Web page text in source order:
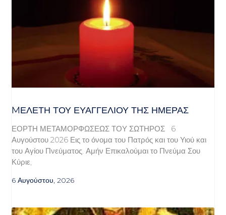
MΕΛΈΤΗ ΤΟΥ ΕΥΑΓΓΕΛΊΟΥ ΤΗΣ ΗΜΈΡΑΣ
ΕΟΡΤΗ ΜΕΤΑΜΟΡΦΩΣΕΩΣ ΤΟΥ ΣΩΤΗΡΟΣ 6
Αυγούστου 2026 Εις το όνομα του Πατρός και του Υιού και
του Αγίου Πνεύματος. Αμήν Επικαλούμαι το Πνεύμα Σου
Κύριε,
6 Αυγούστου, 2026